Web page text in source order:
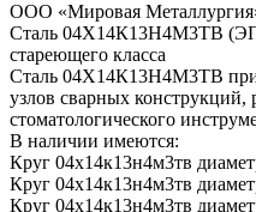
ООО «Мировая Металлургия»
Сталь 04Х14К13Н4М3ТВ
стареющего класса
Сталь 04Х14К13Н4М3ТВ
узлов сварных
стоматологического
В наличии имеются:
Круг 04х14к13н4м3тв
Круг 04х14к13н4м3тв
Круг 04х14к13н4м3тв